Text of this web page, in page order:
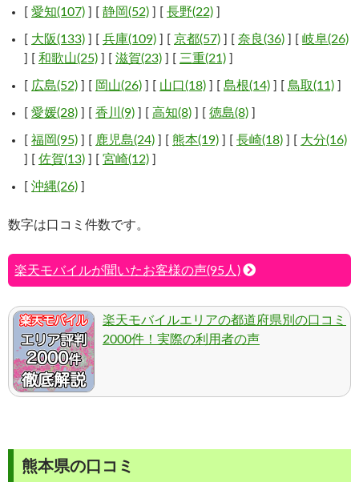
[ 愛知(107) ] [ 静岡(52) ] [ 長野(22) ]
[ 大阪(133) ] [ 兵庫(109) ] [ 京都(57) ] [ 奈良(36) ] [ 岐阜(26)
] [ 和歌山(25) ] [ 滋賀(23) ] [ 三重(21) ]
[ 広島(52) ] [ 岡山(26) ] [ 山口(18) ] [ 島根(14) ] [ 鳥取(11) ]
[ 愛媛(28) ] [ 香川(9) ] [ 高知(8) ] [ 徳島(8) ]
[ 福岡(95) ] [ 鹿児島(24) ] [ 熊本(19) ] [ 長崎(18) ] [ 大分(16)
] [ 佐賀(13) ] [ 宮崎(12) ]
[ 沖縄(26) ]
数字は口コミ件数です。
楽天モバイルが聞いたお客様の声(95人)
楽天モバイルエリアの都道府県別の口コミ
2000件！実際の利用者の声
熊本県の口コミ